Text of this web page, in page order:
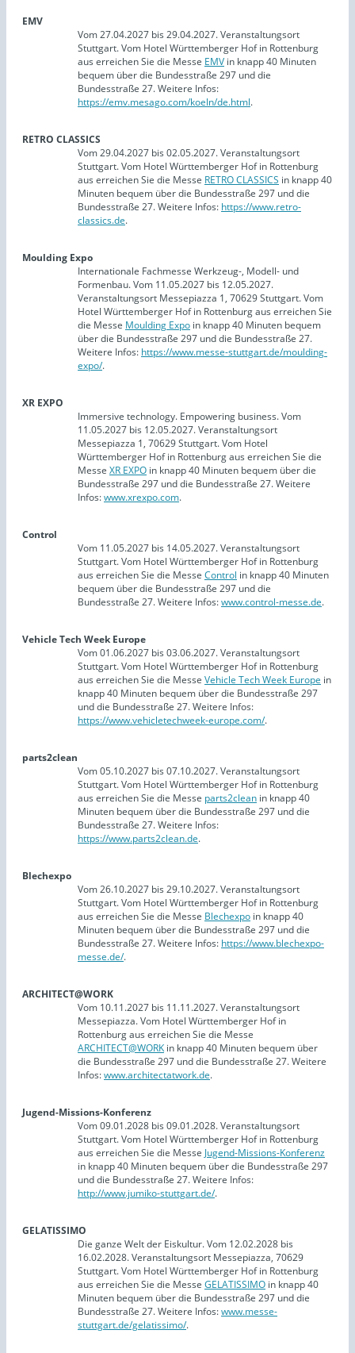
EMV
Vom 27.04.2027 bis 29.04.2027. Veranstaltungsort
Stuttgart. Vom Hotel Württemberger Hof in Rottenburg
aus erreichen Sie die Messe EMV in knapp 40 Minuten
bequem über die Bundesstraße 297 und die
Bundesstraße 27. Weitere Infos:
https://emv.mesago.com/koeln/de.html.
RETRO CLASSICS
Vom 29.04.2027 bis 02.05.2027. Veranstaltungsort
Stuttgart. Vom Hotel Württemberger Hof in Rottenburg
aus erreichen Sie die Messe RETRO CLASSICS in knapp 40
Minuten bequem über die Bundesstraße 297 und die
Bundesstraße 27. Weitere Infos: https://www.retro-
classics.de.
Moulding Expo
Internationale Fachmesse Werkzeug-, Modell- und
Formenbau. Vom 11.05.2027 bis 12.05.2027.
Veranstaltungsort Messepiazza 1, 70629 Stuttgart. Vom
Hotel Württemberger Hof in Rottenburg aus erreichen Sie
die Messe Moulding Expo in knapp 40 Minuten bequem
über die Bundesstraße 297 und die Bundesstraße 27.
Weitere Infos: https://www.messe-stuttgart.de/moulding-
expo/.
XR EXPO
Immersive technology. Empowering business. Vom
11.05.2027 bis 12.05.2027. Veranstaltungsort
Messepiazza 1, 70629 Stuttgart. Vom Hotel
Württemberger Hof in Rottenburg aus erreichen Sie die
Messe XR EXPO in knapp 40 Minuten bequem über die
Bundesstraße 297 und die Bundesstraße 27. Weitere
Infos:www.xrexpo.com.
Control
Vom 11.05.2027 bis 14.05.2027. Veranstaltungsort
Stuttgart. Vom Hotel Württemberger Hof in Rottenburg
aus erreichen Sie die Messe Control in knapp 40 Minuten
bequem über die Bundesstraße 297 und die
Bundesstraße 27. Weitere Infos:www.control-messe.de.
Vehicle Tech Week Europe
Vom 01.06.2027 bis 03.06.2027. Veranstaltungsort
Stuttgart. Vom Hotel Württemberger Hof in Rottenburg
aus erreichen Sie die Messe Vehicle Tech Week Europe in
knapp 40 Minuten bequem über die Bundesstraße 297
und die Bundesstraße 27. Weitere Infos:
https://www.vehicletechweek-europe.com/.
parts2clean
Vom 05.10.2027 bis 07.10.2027. Veranstaltungsort
Stuttgart. Vom Hotel Württemberger Hof in Rottenburg
aus erreichen Sie die Messe parts2clean in knapp 40
Minuten bequem über die Bundesstraße 297 und die
Bundesstraße 27. Weitere Infos:
https://www.parts2clean.de.
Blechexpo
Vom 26.10.2027 bis 29.10.2027. Veranstaltungsort
Stuttgart. Vom Hotel Württemberger Hof in Rottenburg
aus erreichen Sie die Messe Blechexpo in knapp 40
Minuten bequem über die Bundesstraße 297 und die
Bundesstraße 27. Weitere Infos: https://www.blechexpo-
messe.de/.
ARCHITECT@WORK
Vom 10.11.2027 bis 11.11.2027. Veranstaltungsort
Messepiazza. Vom Hotel Württemberger Hof in
Rottenburg aus erreichen Sie die Messe
ARCHITECT@WORK in knapp 40 Minuten bequem über
die Bundesstraße 297 und die Bundesstraße 27. Weitere
Infos:www.architectatwork.de.
Jugend-Missions-Konferenz
Vom 09.01.2028 bis 09.01.2028. Veranstaltungsort
Stuttgart. Vom Hotel Württemberger Hof in Rottenburg
aus erreichen Sie die Messe Jugend-Missions-Konferenz
in knapp 40 Minuten bequem über die Bundesstraße 297
und die Bundesstraße 27. Weitere Infos:
http://www.jumiko-stuttgart.de/.
GELATISSIMO
Die ganze Welt der Eiskultur. Vom 12.02.2028 bis
16.02.2028. Veranstaltungsort Messepiazza, 70629
Stuttgart. Vom Hotel Württemberger Hof in Rottenburg
aus erreichen Sie die Messe GELATISSIMO in knapp 40
Minuten bequem über die Bundesstraße 297 und die
Bundesstraße 27. Weitere Infos:www.messe-
stuttgart.de/gelatissimo/.